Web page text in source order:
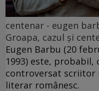
centenar - eugen
Groapa, cazul și
Eugen Barbu (20
1993) este,
controversat scriitor
literar românesc.